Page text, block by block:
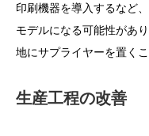
印刷機器を導入するなど
モデルになる可能性があ
地にサプライヤーを置く
生産工程の改善